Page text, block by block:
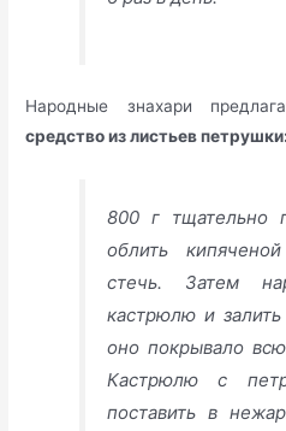
Народные знахари
средство из листьев петрушки:
800 г тщательно
облить
стечь. Затем
кастрюлю и
оно покрывало
Кастрюлю с
поставить в